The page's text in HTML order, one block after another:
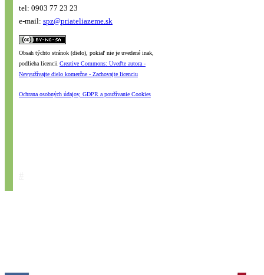
tel: 0903 77 23 23
e-mail: spz@priateliazeme.sk
Obsah týchto stránok (dielo), pokiaľ nie je uvedené inak,
podlieha licencii Creative Commons: Uveďte autora -
Nevyužívajte dielo komerčne - Zachovajte licenciu
Ochrana osobných údajov, GDPR a používanie Cookies